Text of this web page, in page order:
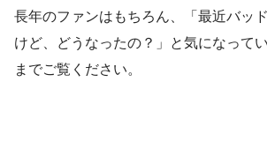
長年のファンはもちろん、「最近バッ
けど、どうなったの？」と気になって
までご覧ください。